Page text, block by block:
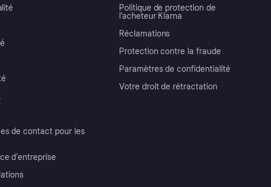
de contact pour les
d’entreprise
Politique de protection de
l’acheteur Klarna
Réclamations
Protection contre la fraude
Paramètres de confidentialité
Votre droit de rétractation